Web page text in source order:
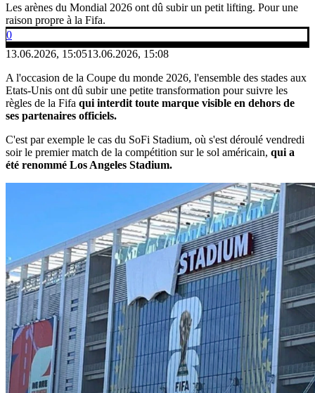
Les arènes du Mondial 2026 ont dû subir un petit lifting. Pour une
raison propre à la Fifa.
0
13.06.2026, 15:0513.06.2026, 15:08
A l'occasion de la Coupe du monde 2026, l'ensemble des stades aux
Etats-Unis ont dû subir une petite transformation pour suivre les
règles de la Fifa qui interdit toute marque visible en dehors de
ses partenaires officiels.
C'est par exemple le cas du SoFi Stadium, où s'est déroulé vendredi
soir le premier match de la compétition sur le sol américain, qui a
été renommé Los Angeles Stadium.